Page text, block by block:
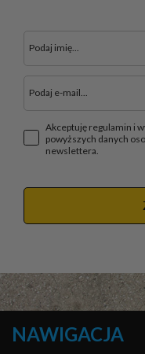
Akceptuję regulamin i
powyższych danych
newslettera.
NAWIGACJA